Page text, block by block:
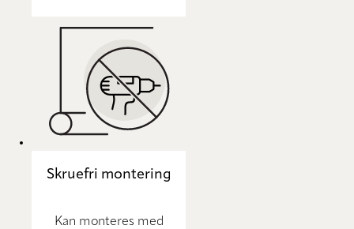
Skruefri montering
Kan monteres med